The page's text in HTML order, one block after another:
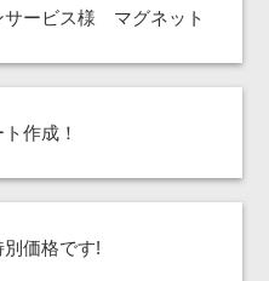
サービス様 マグネット
作成！
価格です!